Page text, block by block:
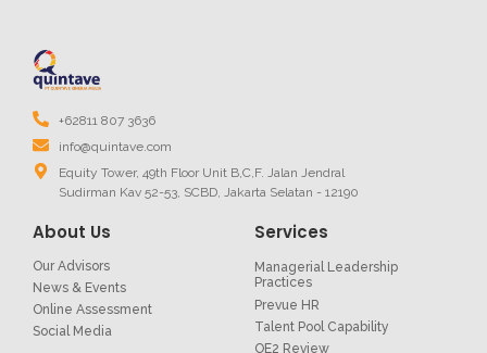
+62811 807 3636
info@quintave.com
Equity Tower, 49th Floor Unit B,C,F. Jalan Jendral
Sudirman Kav 52-53, SCBD, Jakarta Selatan - 12190
About Us
Our Advisors
News & Events
Online Assessment
Social Media
Services
Managerial Leadership
Practices
Prevue HR
Talent Pool Capability
OE2 Review